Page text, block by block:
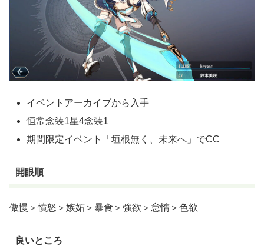
イベントアーカイブから入手
恒常念装1星4念装1
期間限定イベント「垣根無く、未来へ」でCC
開眼順
傲慢＞憤怒＞嫉妬＞暴食＞強欲＞怠惰＞色欲
良いところ